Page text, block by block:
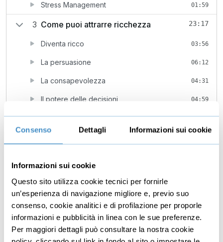
Consenso Dettagli Informazioni sui cookie
Informazioni sui cookie
Questo sito utilizza cookie tecnici per fornirle
un’esperienza di navigazione migliore e, previo suo
consenso, cookie analitici e di profilazione per proporle
informazioni e pubblicità in linea con le sue preferenze.
Per maggiori dettagli può consultare la nostra cookie
Stress Management 01:59
3 Come puoi attrarre ricchezza 23:17
Diventa ricco 03:56
La persuasione 06:12
La consapevolezza 04:31
Il potere delle decisioni 04:59
Bonus: Meditazione 03:39
Dettagli
In quale di queste due situazioni ti ritrovi?
Prima situazione:
- Arrivi a fine giornata stanco e frustrato perché non
hai realizzato quello che ti eri prefissato.